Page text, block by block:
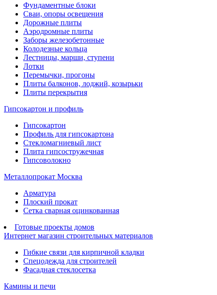
Фундаментные блоки
Сваи, опоры освещения
Дорожные плиты
Аэродромные плиты
Заборы железобетонные
Колодезные кольца
Лестницы, марши, ступени
Лотки
Перемычки, прогоны
Плиты балконов, лоджий, козырьки
Плиты перекрытия
Гипсокартон и профиль
Гипсокартон
Профиль для гипсокартона
Стекломагниевый лист
Плита гипсостружечная
Гипсоволокно
Металлопрокат Москва
Арматура
Плоский прокат
Сетка сварная оцинкованная
Готовые проекты домов
Интернет магазин строительных материалов
Гибкие связи для кирпичной кладки
Спецодежда для строителей
Фасадная стеклосетка
Камины и печи